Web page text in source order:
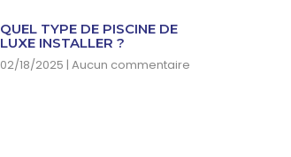
QUEL TYPE DE PISCINE DE
LUXE INSTALLER ?
02/18/2025 Aucun commentaire